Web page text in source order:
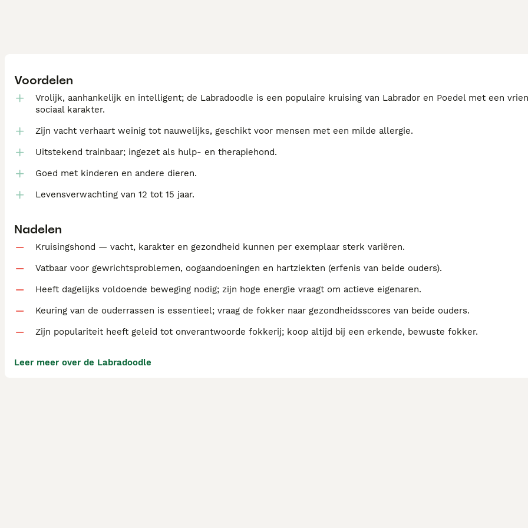
Voordelen
Vrolijk, aanhankelijk en intelligent; de Labradoodle is een populaire kruising van Labrador en Poedel met een
sociaal karakter.
Zijn vacht verhaart weinig tot nauwelijks, geschikt voor mensen met een milde allergie.
Uitstekend trainbaar; ingezet als hulp- en therapiehond.
Goed met kinderen en andere dieren.
Levensverwachting van 12 tot 15 jaar.
Nadelen
Kruisingshond — vacht, karakter en gezondheid kunnen per exemplaar sterk variëren.
Vatbaar voor gewrichtsproblemen, oogaandoeningen en hartziekten (erfenis van beide ouders).
Heeft dagelijks voldoende beweging nodig; zijn hoge energie vraagt om actieve eigenaren.
Keuring van de ouderrassen is essentieel; vraag de fokker naar gezondheidsscores van beide ouders.
Zijn populariteit heeft geleid tot onverantwoorde fokkerij; koop altijd bij een erkende, bewuste fokker.
Leer meer over de Labradoodle